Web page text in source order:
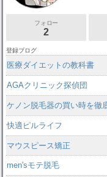
フォロー
2
登録ブログ
医療ダイエットの教科書
AGAクリニック探偵団
ケノン脱毛器の買い時を徹
快適ピルライフ
マウスピース矯正
men'sモテ脱毛